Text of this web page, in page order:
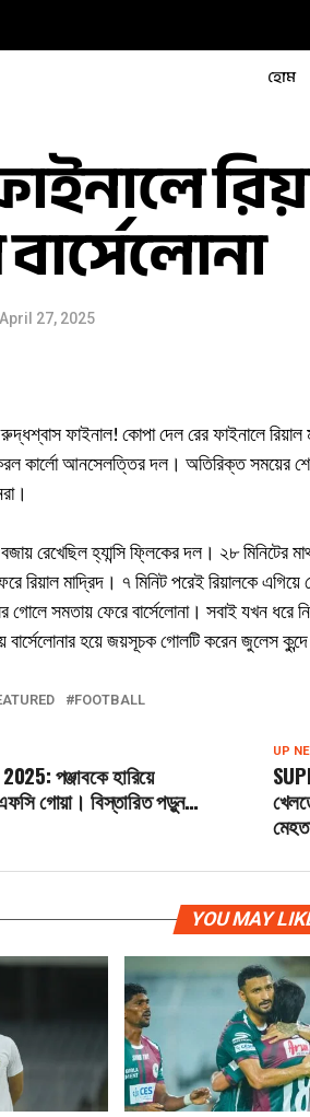
হোম
April 27, 2025
ফাইনাল! কোপা দেল রের ফাইনালে রিয়াল
কার্লো আনসেলত্তির দল। অতিরিক্ত সময়ের
রেখেছিল হ্যান্সি ফ্লিকের দল। ২৮ মিনিটের
রিয়াল মাদ্রিদ। ৭ মিনিট পরেই রিয়ালকে
গোলে সমতায় ফেরে বার্সেলোনা। সবাই যখন ধরে
বার্সেলোনার হয়ে জয়সূচক গোলটি করেন জুলেস
FOOTBALL
UP
পঞ্জাবকে হারিয়ে
গোয়া। বিস্তারিত পড়ুন…
YOU MAY